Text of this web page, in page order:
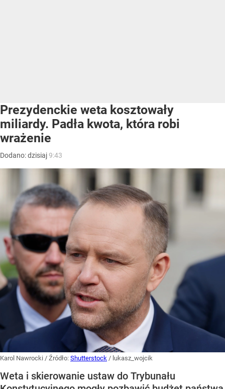
Prezydenckie weta kosztowały
miliardy. Padła kwota, która robi
wrażenie
Dodano:dzisiaj9:43
Karol Nawrocki / Źródło: Shutterstock / lukasz_wojcik
Weta i skierowanie ustaw do Trybunału